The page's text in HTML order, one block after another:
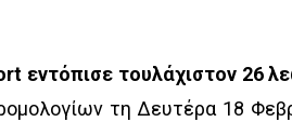
εντόπισε τουλάχιστον 26
τη Δευτέρα 18